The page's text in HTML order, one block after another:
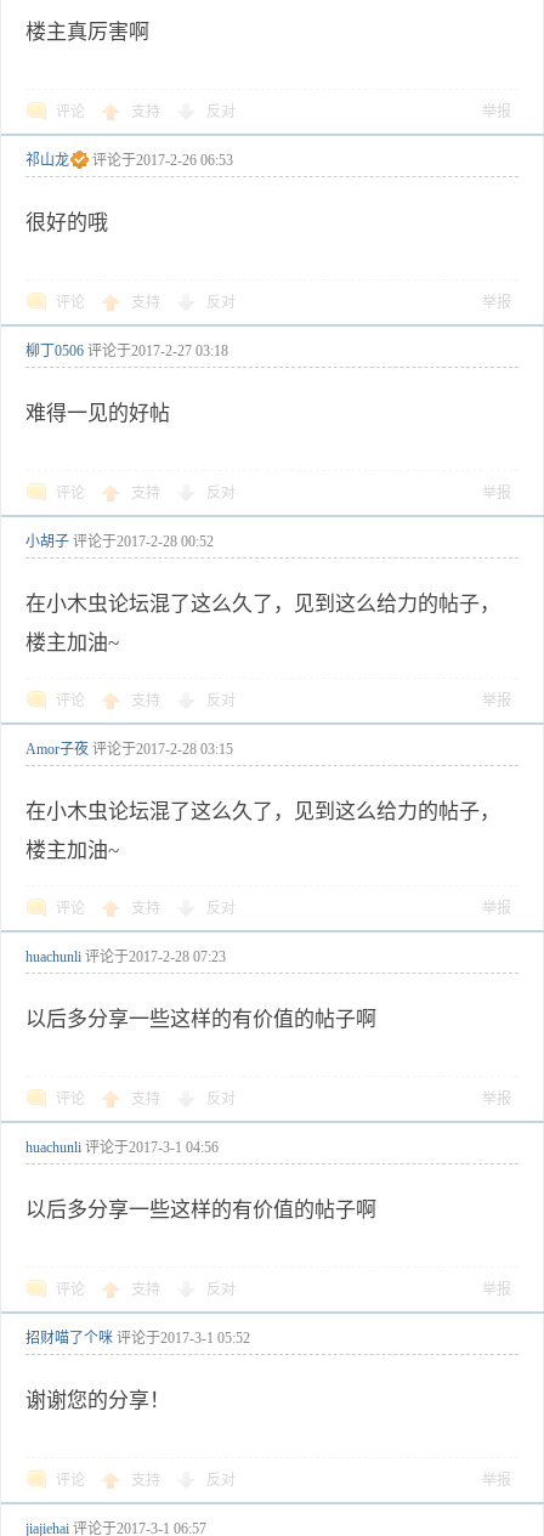
楼主真厉害啊
评论 支持 反对 举报
祁山龙 评论于2017-2-26 06:53
很好的哦
评论 支持 反对 举报
柳丁0506 评论于2017-2-27 03:18
难得一见的好帖
评论 支持 反对 举报
小胡子 评论于2017-2-28 00:52
在小木虫论坛混了这么久了，见到这么给力的帖子，
楼主加油~
评论 支持 反对 举报
Amor子夜 评论于2017-2-28 03:15
在小木虫论坛混了这么久了，见到这么给力的帖子，
楼主加油~
评论 支持 反对 举报
huachunli 评论于2017-2-28 07:23
以后多分享一些这样的有价值的帖子啊
评论 支持 反对 举报
huachunli 评论于2017-3-1 04:56
以后多分享一些这样的有价值的帖子啊
评论 支持 反对 举报
招财喵了个咪 评论于2017-3-1 05:52
谢谢您的分享！
评论 支持 反对 举报
jiajiehai 评论于2017-3-1 06:57